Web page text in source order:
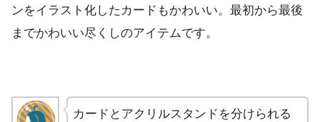
ンをイラスト化したカードもかわいい。最初から最後
までかわいい尽くしのアイテムです。
カードとアクリルスタンドを分けられる